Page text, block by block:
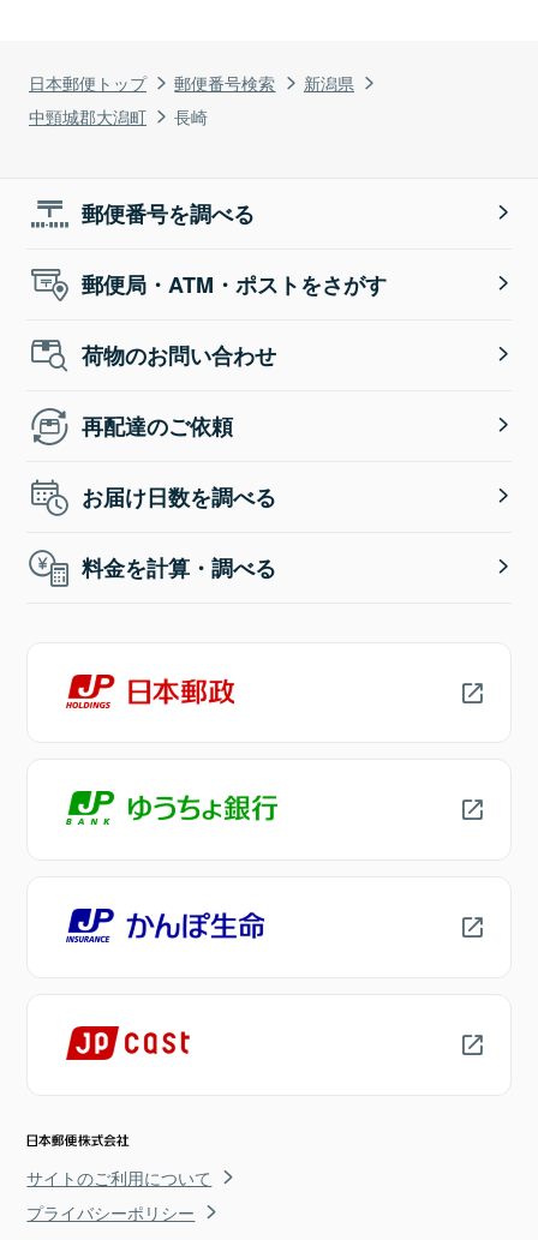
日本郵便トップ 郵便番号検索
新潟県
中頸城郡大潟町
長崎
郵便番号を調べる
郵便局・ATM・ポストをさがす
荷物のお問い合わせ
再配達のご依頼
お届け日数を調べる
料金を計算・調べる
サイトのご利用について
プライバシーポリシー